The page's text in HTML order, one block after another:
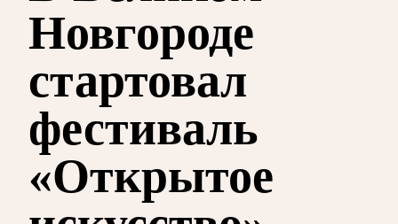
Новгороде
стартовал
фестиваль
«Открытое